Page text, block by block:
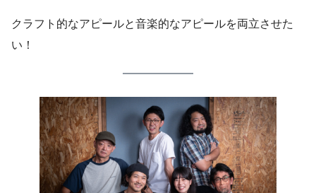
クラフト的なアピールと音楽的なアピールを両立させた
い！